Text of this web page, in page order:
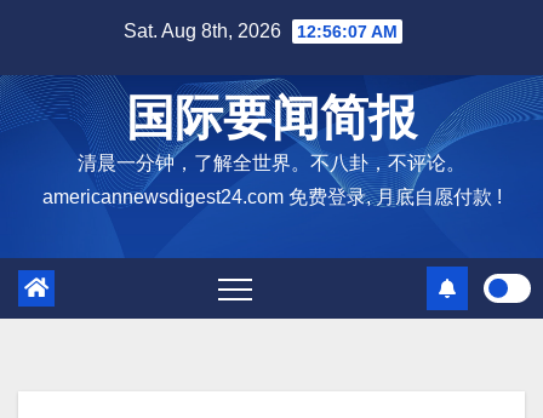
content
Sat. Aug 8th, 2026 12:56:08 AM
国际要闻简报
清晨一分钟，了解全世界。不八卦，不评论。
americannewsdigest24.com 免费登录, 月底自愿付款 !